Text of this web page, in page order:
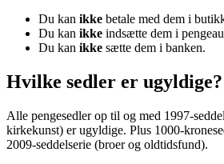
Du kan ikke betale med dem i
Du kan ikke indsætte dem i
Du kan ikke sætte dem i banken.
Hvilke sedler er ugyldige?
Alle pengesedler op til og med 1997-
kirkekunst) er ugyldige. Plus 1000-
2009-seddelserie (broer og oldtidsfund).